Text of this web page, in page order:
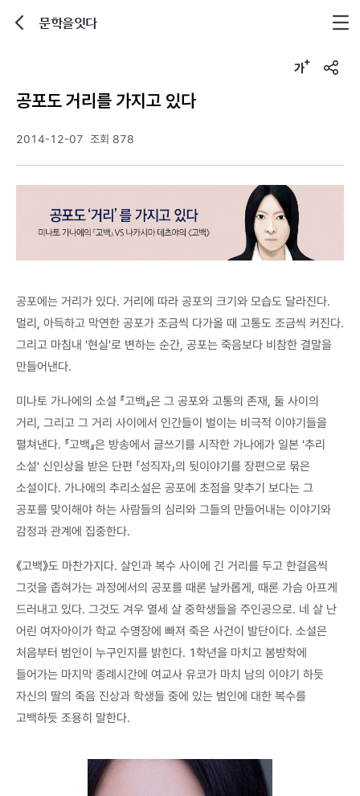
문학을잇다
u
공포도 거리를 가지고 있다
2014-12-07 조회 878
공포에는 거리가 있다. 거리에 따라 공포의 크기와 모습도 달라진다.
멀리, 아득하고 막연한 공포가 조금씩 다가올 때 고통도 조금씩 커진다.
그리고 마침내 '현실'로 변하는 순간, 공포는 죽음보다 비참한 결말을
만들어낸다.
미나토 가나에의 소설 『고백』은 그 공포와 고통의 존재, 둘 사이의
거리, 그리고 그 거리 사이에서 인간들이 벌이는 비극적 이야기들을
펼쳐낸다. 『고백』은 방송에서 글쓰기를 시작한 가나에가 일본 '추리
소설' 신인상을 받은 단편 「성직자」의 뒷이야기를 장편으로 묶은
소설이다. 가나에의 추리소설은 공포에 초점을 맞추기 보다는 그
공포를 맞이해야 하는 사람들의 심리와 그들의 만들어내는 이야기와
감정과 관계에 집중한다.
《고백》도 마찬가지다. 살인과 복수 사이에 긴 거리를 두고 한걸음씩
그것을 좁혀가는 과정에서의 공포를 때론 날카롭게, 때론 가슴 아프게
드러내고 있다. 그것도 겨우 열세 살 중학생들을 주인공으로. 네 살 난
어린 여자아이가 학교 수영장에 빠져 죽은 사건이 발단이다. 소설은
처음부터 범인이 누구인지를 밝힌다. 1학년을 마치고 봄방학에
들어가는 마지막 종례시간에 여교사 유코가 마치 남의 이야기 하듯
자신의 딸의 죽음 진상과 학생들 중에 있는 범인에 대한 복수를
고백하듯 조용히 말한다.